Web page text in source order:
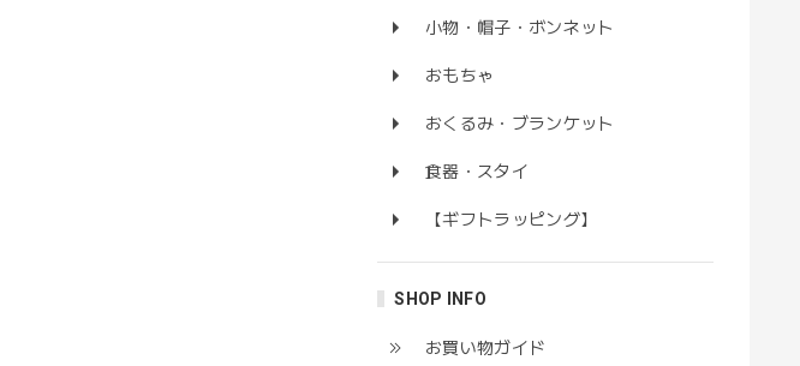
小物・帽子・ボンネット
おもちゃ
おくるみ・ブランケット
食器・スタイ
【ギフトラッピング】
SHOP INFO
お買い物ガイド